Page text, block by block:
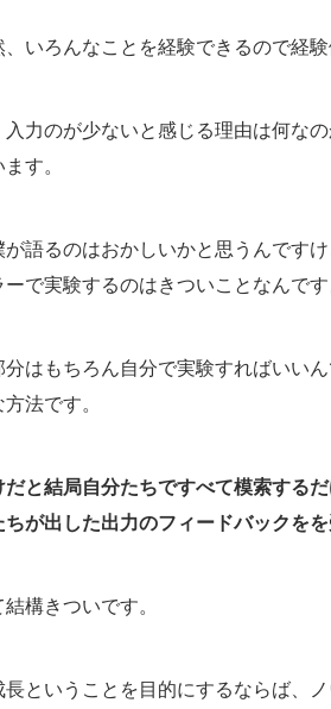
、いろんなことを経験できるので経験
入力のが少ないと感じる理由は何な
す。
が語るのはおかしいかと思うんです
ーで実験するのはきついことなんです
分はもちろん自分で実験すればいい
法です。
だと結局自分たちですべて模索する
が出した出力のフィードバックをを
構きついです。
長ということを目的にするならば、